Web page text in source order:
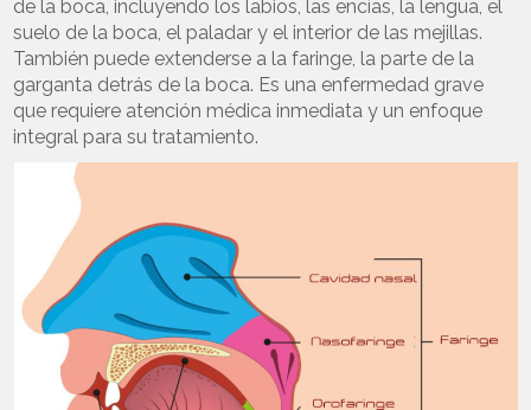
de la boca, incluyendo los labios, las encías, la lengua, el
suelo de la boca, el paladar y el interior de las mejillas.
También puede extenderse a la faringe, la parte de la
garganta detrás de la boca. Es una enfermedad grave
que requiere atención médica inmediata y un enfoque
integral para su tratamiento.